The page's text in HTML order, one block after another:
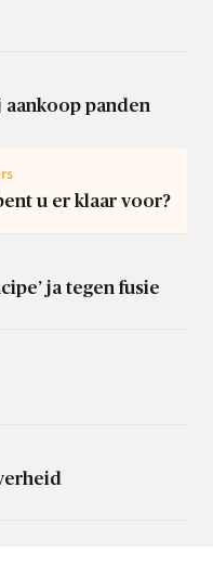
panden
u er klaar voor?
ja tegen fusie